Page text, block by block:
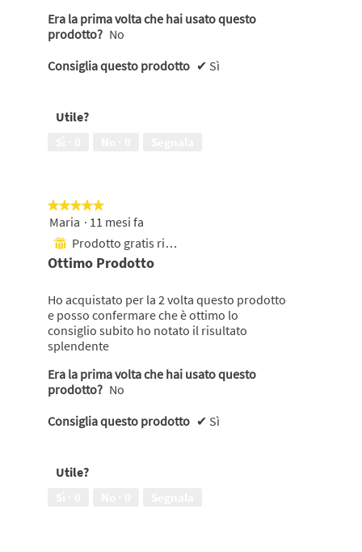
Era la prima volta che hai usato questo
prodotto? No
Consiglia questo prodotto ✔ Sì
Utile?
★★★★★
★★★★★
5
stelle.
Maria · 11 mesi fa
⊞ Prodotto gratis ricevuto
Ottimo Prodotto
Ho acquistato per la 2 volta questo prodotto
e posso confermare che è ottimo lo
consiglio subito ho notato il risultato
splendente
Era la prima volta che hai usato questo
prodotto? No
Consiglia questo prodotto ✔ Sì
Utile?